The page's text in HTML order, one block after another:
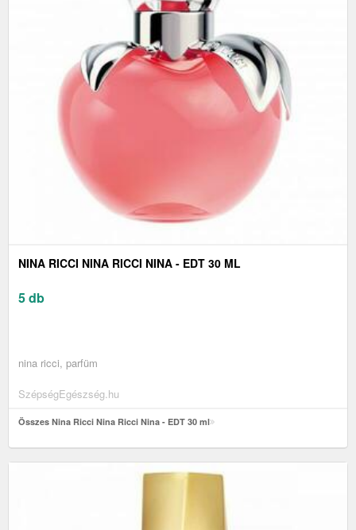
NINA RICCI NINA RICCI NINA - EDT 30 ML
5 db
nina ricci, parfüm
SzépségEgészség.hu
Összes Nina Ricci Nina Ricci Nina - EDT 30 ml